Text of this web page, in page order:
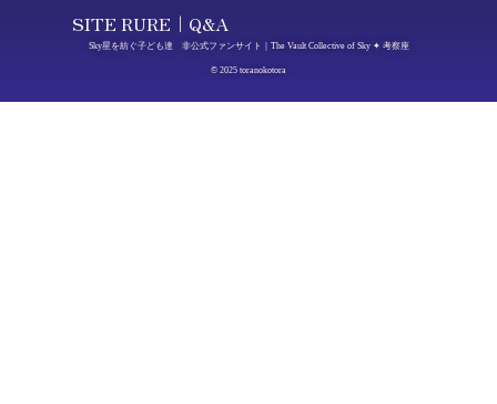
SITE RURE｜Q&A
Sky星を紡ぐ子ども達 非公式ファンサイト｜The Vault Collective of Sky ✦ 考察座
© 2025 toranokotora